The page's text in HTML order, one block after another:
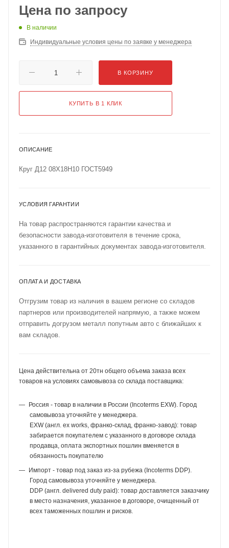
Цена по запросу
В наличии
Индивидуальные условия цены по заявке у менеджера
В КОРЗИНУ
КУПИТЬ В 1 КЛИК
ОПИСАНИЕ
Круг Д12 08Х18Н10 ГОСТ5949
УСЛОВИЯ ГАРАНТИИ
На товар распространяются гарантии качества и
безопасности завода-изготовителя в течение срока,
указанного в гарантийных документах завода-изготовителя.
ОПЛАТА И ДОСТАВКА
Отгрузим товар из наличия в вашем регионе со складов
партнеров или производителей напрямую, а также можем
отправить догрузом металл попутным авто с ближайших к
вам складов.
Цена действительна от 20тн общего объема заказа всех
товаров на условиях самовывоза со склада поставщика:
Россия - товар в наличии в России (Incoterms EXW). Город
самовывоза уточняйте у менеджера.
EXW (англ. ex works, франко-склад, франко-завод): товар
забирается покупателем с указанного в договоре склада
продавца, оплата экспортных пошлин вменяется в
обязанность покупателю
Импорт - товар под заказ из-за рубежа (Incoterms DDP).
Город самовывоза уточняйте у менеджера.
DDP (англ. delivered duty paid): товар доставляется заказчику
в место назначения, указанное в договоре, очищенный от
всех таможенных пошлин и рисков.